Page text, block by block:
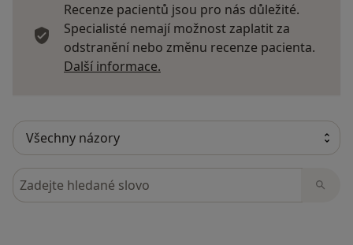
Recenze pacientů jsou pro nás důležité.
Specialisté nemají možnost zaplatit za
odstranění nebo změnu recenze pacienta.
Další informace.
Hledejte v názorech